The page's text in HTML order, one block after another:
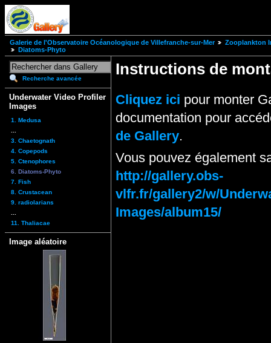
Galerie de l'Observatoire Océanologique de Villefranche-sur-Mer
Zooplankton
Diatoms-Phyto
Recherche avancée
Underwater Video Profiler
Images
1. Medusa
3. Chaetognath
4. Copepods
5. Ctenophores
6. Diatoms-Phyto
7. Fish
8. Crustacean
9. radiolarians
11. Thaliacae
Image aléatoire
Instructions de
Cliquez ici pour monter
documentation pour
de Gallery.
Vous pouvez également
http://gallery.obs-
vlfr.fr/gallery2/w/
Images/album15/